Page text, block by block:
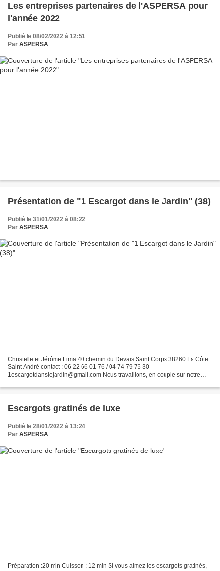
Les entreprises partenaires de l'ASPERSA pour
l'année 2022
Publié le 08/02/2022 à 12:51
Par ASPERSA
Présentation de "1 Escargot dans le Jardin" (38)
Publié le 31/01/2022 à 08:22
Par ASPERSA
Christelle et Jérôme Lima 40 chemin du Devais Saint Corps 38260 La Côte
Saint André contact : 06 22 66 01 76 / 04 74 79 76 30
1escargotdanslejardin@gmail.com Nous travaillons, en couple sur notre
Escargots gratinés de luxe
Publié le 28/01/2022 à 13:24
Par ASPERSA
Préparation :20 min Cuisson : 12 min Si vous aimez les escargots gratinés,